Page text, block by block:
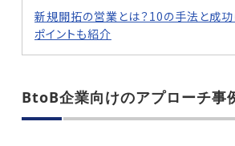
新規開拓の営業とは？10の手法と成
ポイントも紹介
BtoB企業向けのアプローチ事